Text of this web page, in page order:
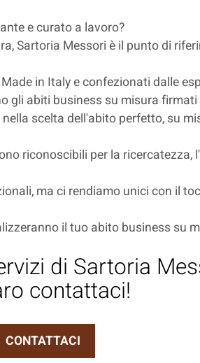
e curato a lavoro?
Sartoria Messori è il punto di
in Italy e confezionati dalle
gli abiti business su misura
scelta dell'abito perfetto, su
riconoscibili per la ricercatezza,
ma ci rendiamo unici con il
il tuo abito business su
di Sartoria
contattaci!
CONTATTACI